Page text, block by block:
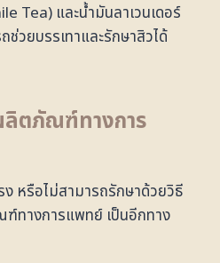
Tea) และน้ำมันลาเวนเดอร์
วยบรรเทาและรักษาสิวได้
ลิตภัณฑ์ทางการ
หรือไม่สามารถรักษาด้วยวิธี
ทางการแพทย์ เป็นอีกทาง